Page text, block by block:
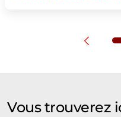
Vous trouverez